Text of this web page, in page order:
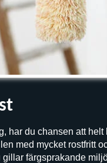
har du chansen att
med mycket rostfritt
färgsprakande